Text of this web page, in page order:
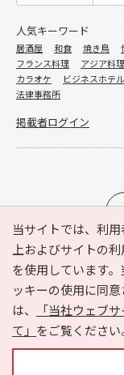
当サイトでは、利
上およびサイトの
を使用しています
ッキーの使用に同
は、
「当社ウェブ
て」 をご覧ください
e-NAVITA（イーナ
利用規約
個
サイトマップ
人気キーワード
居酒屋 和食 焼き鳥
フランス料理
アジア料理
カラオケ
ビジネスホテル
法律事務所
掲載者ログイン